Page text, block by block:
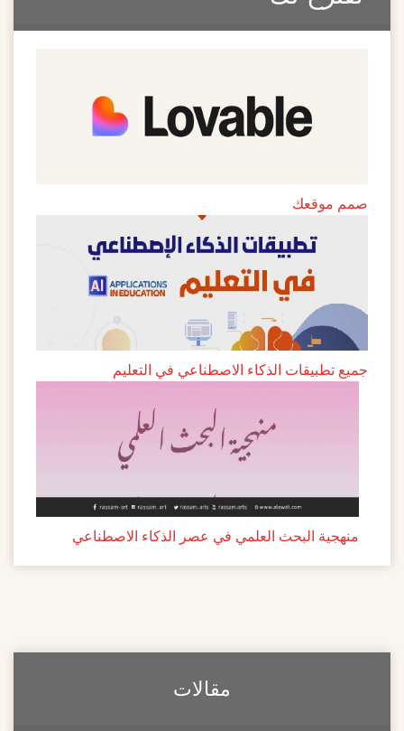
صمم موقعك
جميع تطبيقات الذكاء الاصطناعي في التعليم
منهجية البحث العلمي في عصر الذكاء الاصطناعي
مقالات